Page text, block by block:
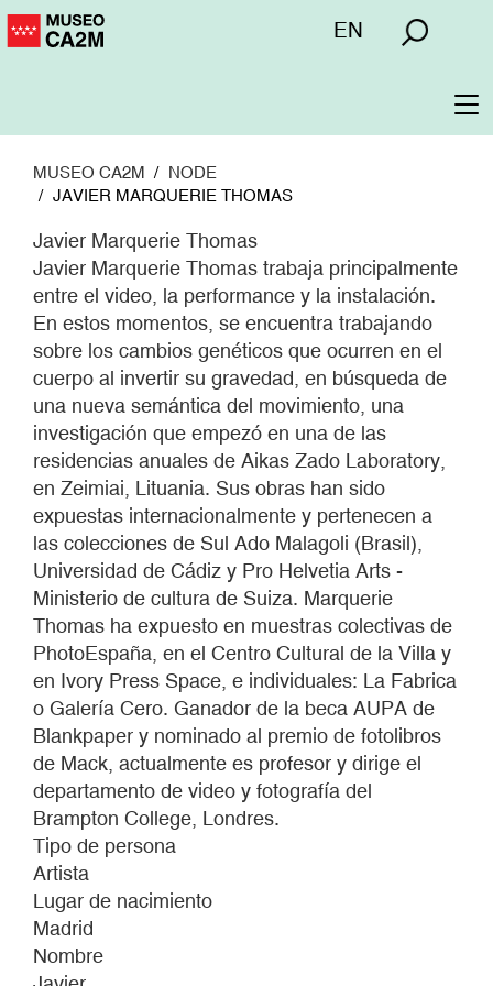
Pasar
Menú
EN
MUSEO CA2M
NODE
JAVIER MARQUERIE THOMAS
Javier Marquerie Thomas
Javier Marquerie Thomas trabaja principalmente
entre el video, la performance y la instalación.
En estos momentos, se encuentra trabajando
sobre los cambios genéticos que ocurren en el
cuerpo al invertir su gravedad, en búsqueda de
una nueva semántica del movimiento, una
investigación que empezó en una de las
residencias anuales de Aikas Zado Laboratory,
en Zeimiai, Lituania. Sus obras han sido
expuestas internacionalmente y pertenecen a
las colecciones de Sul Ado Malagoli (Brasil),
Universidad de Cádiz y Pro Helvetia Arts -
Ministerio de cultura de Suiza. Marquerie
Thomas ha expuesto en muestras colectivas de
PhotoEspaña, en el Centro Cultural de la Villa y
en Ivory Press Space, e individuales: La Fabrica
o Galería Cero. Ganador de la beca AUPA de
Blankpaper y nominado al premio de fotolibros
de Mack, actualmente es profesor y dirige el
departamento de video y fotografía del
Brampton College, Londres.
Tipo de persona
Artista
Lugar de nacimiento
Madrid
Nombre